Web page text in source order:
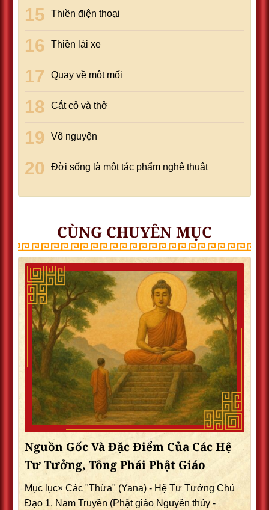
Thiền điện thoại
Thiền lái xe
Quay về một mối
Cắt cỏ và thở
Vô nguyện
Đời sống là một tác phẩm nghệ thuật
CÙNG CHUYÊN MỤC
Nguồn Gốc Và Đặc Điểm Của Các Hệ
Tư Tưởng, Tông Phái Phật Giáo
Mục lục× Các "Thừa" (Yana) - Hệ Tư Tưởng Chủ
Đạo 1. Nam Truyền (Phật giáo Nguyên thủy -